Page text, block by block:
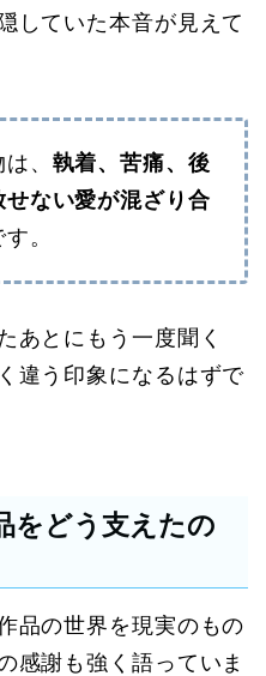
していた本音が見えて
、 執着、苦痛、後
ない愛が混ざり合
。
あとにもう一度聞く
違う印象になるはずで
をどう支えたの
品の世界を現実のもの
感謝も強く語っていま